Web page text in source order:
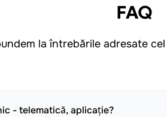
FAQ
la întrebările adresate
- telematică, aplicație?